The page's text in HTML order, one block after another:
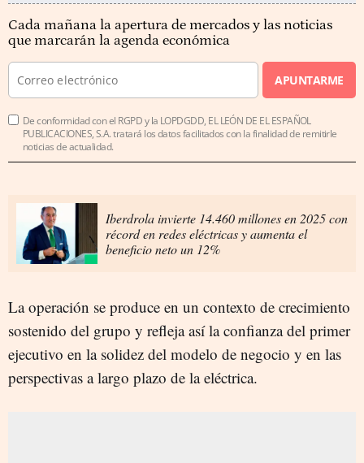
Cada mañana la apertura de mercados y las noticias
que marcarán la agenda económica
APUNTARME
De conformidad con el RGPD y la LOPDGDD, EL LEÓN DE EL ESPAÑOL
PUBLICACIONES, S.A. tratará los datos facilitados con la finalidad de remitirle
noticias de actualidad.
Iberdrola invierte 14.460 millones en 2025 con
récord en redes eléctricas y aumenta el
beneficio neto un 12%
La operación se produce en un contexto de crecimiento
sostenido del grupo y refleja así la confianza del primer
ejecutivo en la solidez del modelo de negocio y en las
perspectivas a largo plazo de la eléctrica.